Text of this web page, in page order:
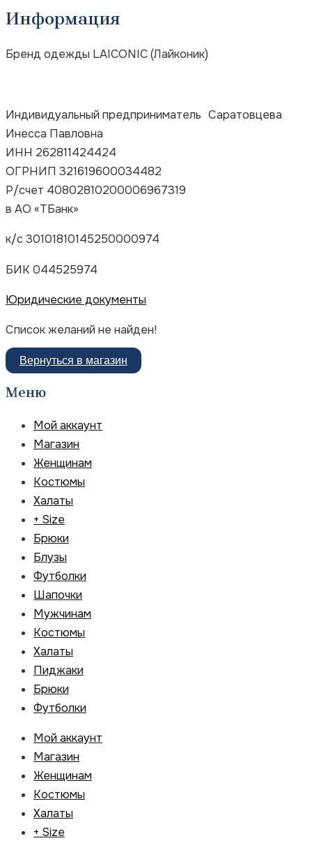
Информация
Бренд одежды LAICONIC (Лайконик)
Индивидуальный предприниматель Саратовцева
Инесса Павловна
ИНН 262811424424
ОГРНИП 321619600034482
Р/счет 40802810200006967319
в АО «ТБанк»
к/с30101810145250000974
БИК 044525974
Юридические документы
Список желаний не найден!
Вернуться в магазин
Меню
Мой аккаунт
Магазин
Женщинам
Костюмы
Халаты
+ Size
Брюки
Блузы
Футболки
Шапочки
Мужчинам
Костюмы
Халаты
Пиджаки
Брюки
Футболки
Мой аккаунт
Магазин
Женщинам
Костюмы
Халаты
+ Size